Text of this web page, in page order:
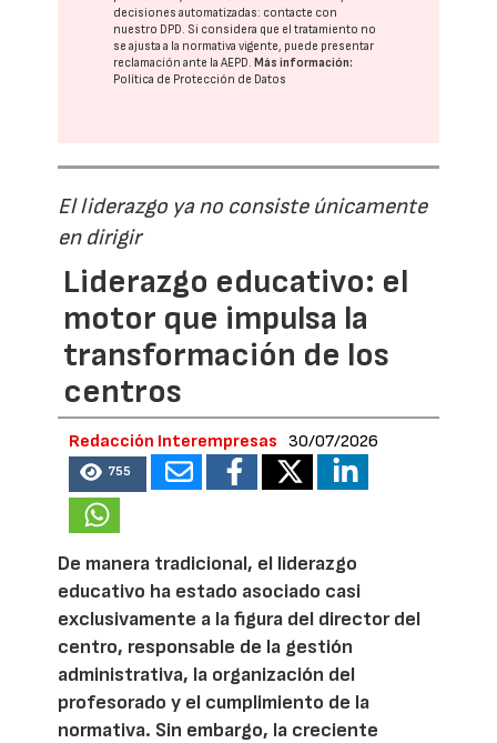
decisiones automatizadas: contacte con
nuestro DPD. Si considera que el tratamiento no
se ajusta a la normativa vigente, puede presentar
reclamación ante laAEPD. Más información:
Política de Protección de Datos
El liderazgo ya no consiste únicamente
en dirigir
Liderazgo educativo: el
motor que impulsa la
transformación de los
centros
Redacción Interempresas 30/07/2026
755
De manera tradicional, el liderazgo
educativo ha estado asociado casi
exclusivamente a la figura del director del
centro, responsable de la gestión
administrativa, la organización del
profesorado y el cumplimiento de la
normativa. Sin embargo, la creciente